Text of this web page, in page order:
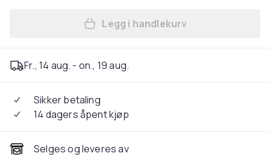
Legg Guerlain Abeille
Legg i handlekurv
Fr., 14 aug. - on., 19 aug.
Sikker betaling
14 dagers åpent kjøp
Selges og leveres av